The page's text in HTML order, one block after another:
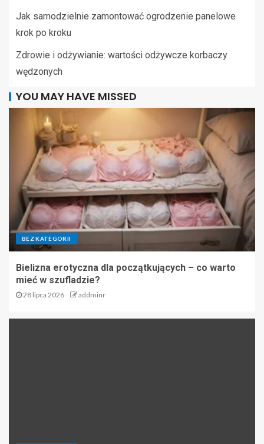
Jak samodzielnie zamontować ogrodzenie panelowe
krok po kroku
Zdrowie i odżywianie: wartości odżywcze korbaczy
wędzonych
YOU MAY HAVE MISSED
BEZ KATEGORII
Bielizna erotyczna dla początkujących – co warto
mieć w szufladzie?
28 lipca 2026 addminr